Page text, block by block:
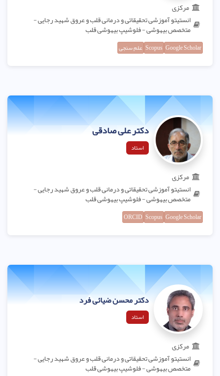
مرکزی
انستیتو آموزشی تحقیقاتی و درمانی قلب و عروق شهید رجایی -
متخصص بیهوشی - فلوشیپ بیهوشی قلب
Google Scholar
Scopus علم سنجی
دکتر علی صادقی
استاد
مرکزی
انستیتو آموزشی تحقیقاتی و درمانی قلب و عروق شهید رجایی -
متخصص بیهوشی - فلوشیپ بیهوشی قلب
Google Scholar
Scopus
ORCID
دکتر محسن ضیائی فرد
استاد
مرکزی
انستیتو آموزشی تحقیقاتی و درمانی قلب و عروق شهید رجایی -
متخصص بیهوشی - فلوشیپ بیهوشی قلب